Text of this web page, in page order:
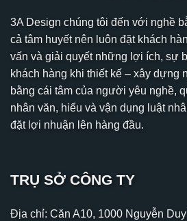
3A Design chúng tôi đến với nghề
cả tâm huyết nên luôn đặt khách
vấn và giải quyết những lợi ích, sự
khách hàng khi thiết kế – xây dựng
bằng cái tâm của người yêu nghề,
nhân văn, hiểu và vận dụng luật
đặt lợi nhuận lên hàng đầu.
TRỤ SỞ CÔNG TY
Địa chỉ: Căn A10, 1000 Nguyễn